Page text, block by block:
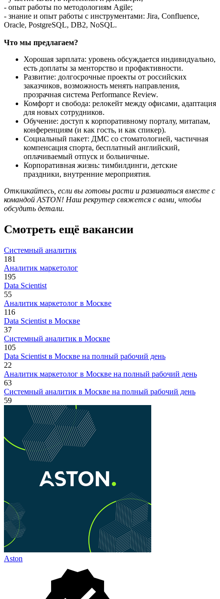
- опыт работы по методологиям Agile;
- знание и опыт работы с инструментами: Jira, Confluence,
Oracle, PostgreSQL, DB2, NoSQL.
Что мы предлагаем?
Хорошая зарплата: уровень обсуждается индивидуально,
есть доплаты за менторство и профактивности.
Развитие: долгосрочные проекты от российских
заказчиков, возможность менять направления,
прозрачная система Performance Review.
Комфорт и свобода: релокейт между офисами, адаптация
для новых сотрудников.
Обучение: доступ к корпоративному порталу, митапам,
конференциям (и как гость, и как спикер).
Социальный пакет: ДМС со стоматологией, частичная
компенсация спорта, бесплатный английский,
оплачиваемый отпуск и больничные.
Корпоративная жизнь: тимбилдинги, детские
праздники, внутренние мероприятия.
Откликайтесь, если вы готовы расти и развиваться вместе с
командой ASTON! Наш рекрутер свяжется с вами, чтобы
обсудить детали.
Смотреть ещё вакансии
Системный аналитик
181
Аналитик маркетолог
195
Data Scientist
55
Аналитик маркетолог в Москве
116
Data Scientist в Москве
37
Системный аналитик в Москве
105
Data Scientist в Москве на полный рабочий день
22
Аналитик маркетолог в Москве на полный рабочий день
63
Системный аналитик в Москве на полный рабочий день
59
Aston